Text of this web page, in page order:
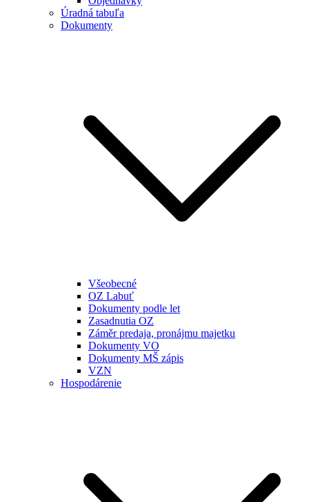
Úradná tabuľa
Dokumenty
Všeobecné
OZ Labuť
Dokumenty podle let
Zasadnutia OZ
Záměr predaja, pronájmu majetku
Dokumenty VO
Dokumenty MŠ zápis
VZN
Hospodárenie